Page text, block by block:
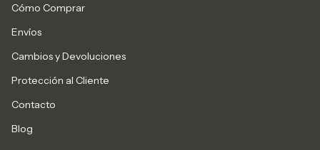
Cómo Comprar
Envíos
Cambios y Devoluciones
Protección al Cliente
Contacto
Blog